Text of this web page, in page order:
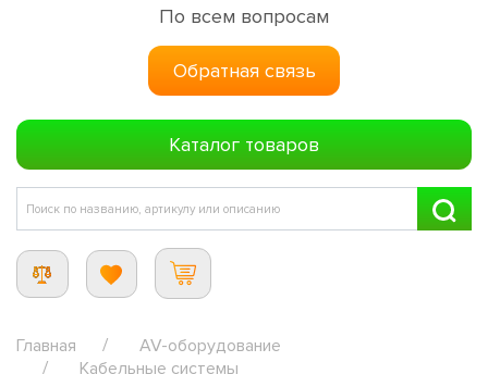
По всем вопросам
Обратная связь
Каталог товаров
Главная
AV-оборудование
Кабельные системы